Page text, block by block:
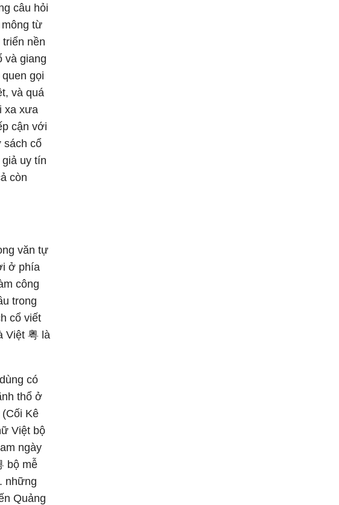
câu hỏi
từ
nền
và giang
gọi
và quá
xa xưa
cận với
sách cổ
uy tín
còn
văn tự
ở phía
công
trong
cổ viết
Việt 粤 là
có
thổ ở
Kê
Việt bộ
ngày
bộ mễ
những
Quảng